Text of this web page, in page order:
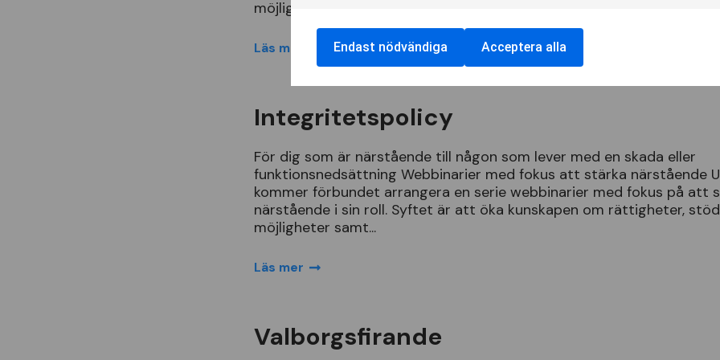
möjlighet
Läs mer
Integritetspolicy
För dig som är närstående till någon som lever med en skada eller
funktionsnedsättning Webbinarier med fokus att stärka närstående
kommer förbundet arrangera en serie webbinarier med fokus på att
närstående i sin roll. Syftet är att öka kunskapen om rättigheter,stöd
möjligheter samt...
Läs mer
Valborgsfirande
Endast nödvändiga Acceptera alla